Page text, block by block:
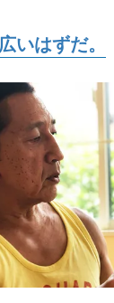
はずだ。